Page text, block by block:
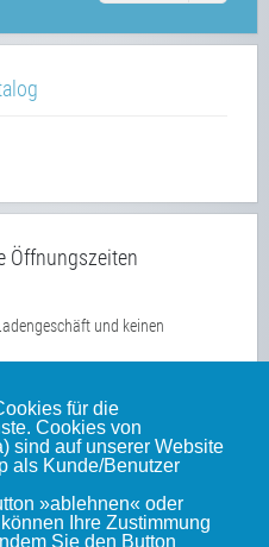
für die
Cookies von
sind auf unserer Website
als Kunde/Benutzer
»ablehnen« oder
Ihre Zustimmung
Sie den Button
Öffnungszeiten
und keinen